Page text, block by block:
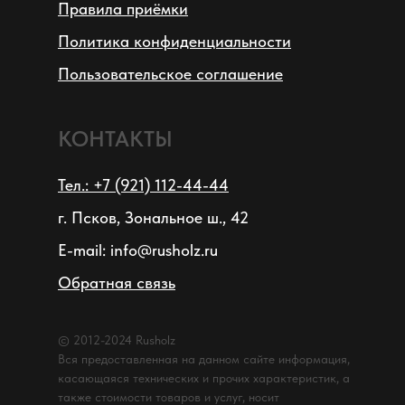
© 2012-2024 Rusholz
Вся предоставленная на данном сайте информация,
касающаяся технических и прочих характеристик, а
также стоимости товаров и услуг, носит
Правила приёмки
Политика конфиденциальности
Пользовательское соглашение
КОНТАКТЫ
Тел.: +7 (921) 112-44-44
г. Псков, Зональное ш., 42
E-mail: info@rusholz.ru
Обратная связь